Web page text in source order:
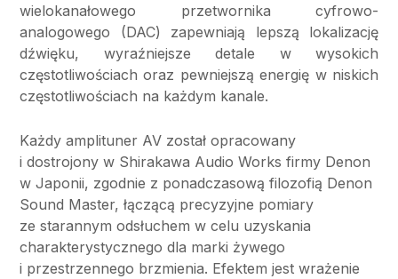
wielokanałowego przetwornika cyfrowo-
analogowego (DAC) zapewniają lepszą lokalizację
dźwięku, wyraźniejsze detale w wysokich
częstotliwościach oraz pewniejszą energię w niskich
częstotliwościach na każdym kanale.
Każdy amplituner AV został opracowany
i dostrojony w Shirakawa Audio Works firmy Denon
w Japonii, zgodnie z ponadczasową filozofią Denon
Sound Master, łączącą precyzyjne pomiary
ze starannym odsłuchem w celu uzyskania
charakterystycznego dla marki żywego
i przestrzennego brzmienia. Efektem jest wrażenie